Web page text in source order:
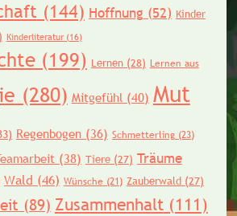
(144) Hoffnung (52) Kinder
Kinderliteratur(16)
(199) Lernen(28) Lernen aus
(280) Mitgefühl(40) Mut
Regenbogen(36) Schmetterling(23)
(38) Tiere(27) Träume
Wald (46) Wünsche (21) Zauberwald(27)
(89) Zusammenhalt(111)